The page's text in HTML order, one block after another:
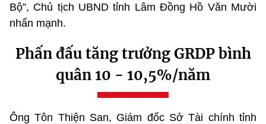
Bộ”, Chủ tịch UBND tỉnh Lâm Đồng Hồ Văn Mười
nhấn mạnh.
Phấn đấu tăng trưởng GRDP bình
quân 10 - 10,5%/năm
Ông Tôn Thiện San, Giám đốc Sở Tài chính tỉnh